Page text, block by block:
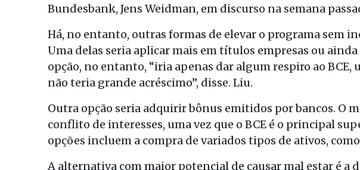
Bundesbank, Jens Weidman, em discurso na semana
Há, no entanto, outras formas de elevar o programa sem
Uma delas seria aplicar mais em títulos empresas ou ainda
opção, no entanto, “iria apenas dar algum respiro ao BCE,
não teria grande acréscimo”, disse. Liu.
Outra opção seria adquirir bônus emitidos por bancos. O
conflito de interesses, uma vez que o BCE é o principal
opções incluem a compra de variados tipos de ativos,
A alternativa com maior potencial de causar mal estar é a